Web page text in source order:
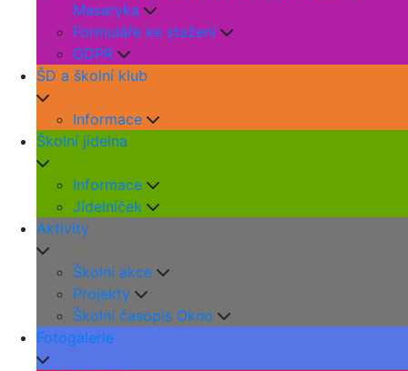
Masaryka
Formuláře ke stažení
GDPR
ŠD a školní klub
Informace
Školní jídelna
Informace
Jídelníček
Aktivity
Školní akce
Projekty
Školní časopis Okno
Fotogalerie